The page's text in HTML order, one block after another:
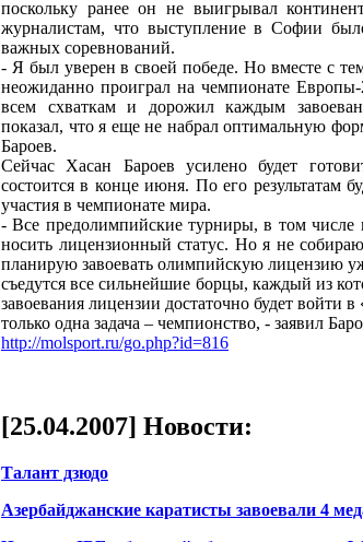
поскольку ранее он не выигрывал
журналистам, что выступление в Софии
важных соревнований.
- Я был уверен в своей победе. Но вместе с
неожиданно проиграл на чемпионате Европы-
всем схваткам и дорожил каждым
показал, что я еще не набрал оптимальную
Бароев.
Сейчас Хасан Бароев усилено будет
состоится в конце июня. По его результатам
участия в чемпионате мира.
- Все предолимпийские турниры, в том числе
носить лицензионный статус. Но я не
планирую завоевать олимпийскую лицензию
съедутся все сильнейшие борцы, каждый из
завоевания лицензии достаточно будет войти
только одна задача – чемпионство, - заявил
http://molsport.ru/go.php?id=816
[25.04.2007] Новости:
Талант дзюдо
Азербайджанские каратисты завоевали 4